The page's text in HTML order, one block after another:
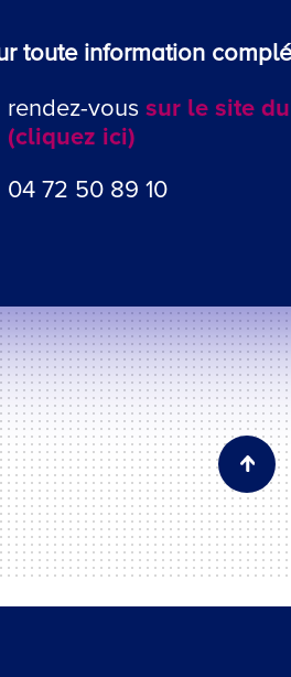
toute information
rendez-vous sur le site
(cliquez ici)
04 72 50 89 10